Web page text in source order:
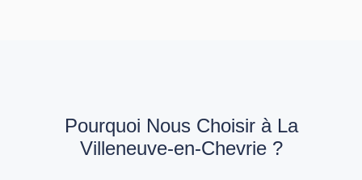
Pourquoi Nous Choisir à La
Villeneuve-en-Chevrie ?